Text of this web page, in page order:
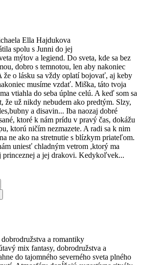
Ella Hajdukova
spolu s Junni do jej
mýtov a legiend. Do sveta, kde sa bez
dobro s temnotou, len aby nakoniec
že o lásku sa vždy oplatí bojovať, aj keby
musíme vzdať. Miška, táto tvoja
vtiahla do seba úplne celú. A keď som sa
že už nikdy nebudem ako predtým. Slzy,
a disavin... Iba naozaj dobré
ktoré k nám prídu v pravý čas, dokážu
ktorú ničím nezmazete. A radi sa k nim
ne ako na stretnutie s blízkym priateľom.
uniesť chladným vetrom ,ktorý ma
princeznej a jej drakovi. Kedykoľvek...
a romantiky
mix fantasy, dobrodružstva a
do tajomného severného sveta plného